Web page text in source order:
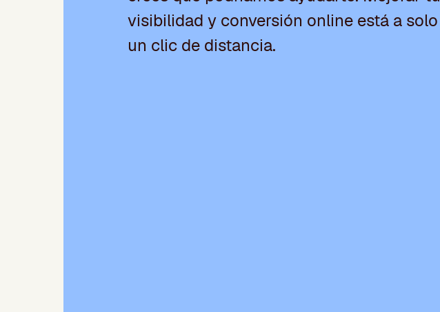
visibilidad y conversión online está a solo
un clic de distancia.